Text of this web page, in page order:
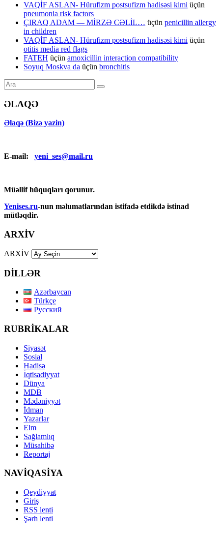
VAQİF ASLAN- Hürufizm postsufizm hadisəsi kimi üçün
pneumonia risk factors
ÇIRAQ ADAM — MİRZƏ CƏLİL… üçün penicillin allergy
in children
VAQİF ASLAN- Hürufizm postsufizm hadisəsi kimi üçün
otitis media red flags
FATEH üçün amoxicillin interaction compatibility
Soyuq Moskva da üçün bronchitis
ƏLAQƏ
Əlaqə (Bizə yazin)
E-mail: yeni_ses@mail.ru
Müəllif hüquqları qorunur.
Yenises.ru-nun məlumatlarından istifadə etdikdə istinad
mütləqdir.
ARXİV
ARXİV
DİLLƏR
Azərbaycan
Türkçe
Русский
RUBRİKALAR
Siyasət
Sosial
Hadisə
İqtisadiyyat
Dünya
MDB
Mədəniyyət
İdman
Yazarlar
Elm
Sağlamlıq
Müsahibə
Reportaj
NAVİQASİYA
Qeydiyyat
Giriş
RSS lenti
Şərh lenti